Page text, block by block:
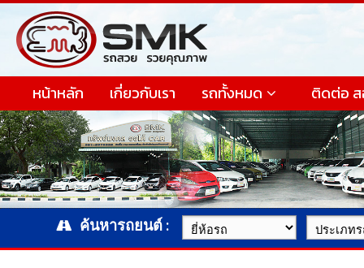
หน้าหลัก เกี่ยวกับเรา รถทั้งหมด ติดต่อ
ค้นหารถยนต์ :